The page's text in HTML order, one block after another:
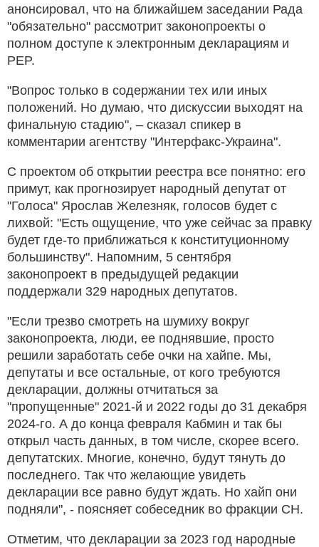
анонсировал, что на ближайшем заседании Рада
"обязательно" рассмотрит законопроекты о
полном доступе к электронным декларациям и
PEP.
"Вопрос только в содержании тех или иных
положений. Но думаю, что дискуссии выходят на
финальную стадию", – сказал спикер в
комментарии агентству "Интерфакс-Украина".
С проектом об открытии реестра все понятно: его
примут, как прогнозирует народный депутат от
"Голоса" Ярослав Железняк, голосов будет с
лихвой: "Есть ощущение, что уже сейчас за правку
будет где-то приближаться к конституционному
большинству". Напомним, 5 сентября
законопроект в предыдущей редакции
поддержали 329 народных депутатов.
"Если трезво смотреть на шумиху вокруг
законопроекта, люди, ее поднявшие, просто
решили заработать себе очки на хайпе. Мы,
депутаты и все остальные, от кого требуются
декларации, должны отчитаться за
"пропущенные" 2021-й и 2022 годы до 31 декабря
2024-го. А до конца февраля Кабмин и так бы
открыл часть данных, в том числе, скорее всего.
депутатских. Многие, конечно, будут тянуть до
последнего. Так что желающие увидеть
декларации все равно будут ждать. Но хайп они
подняли", - поясняет собеседник во фракции СН.
Отметим, что декларации за 2023 год народные